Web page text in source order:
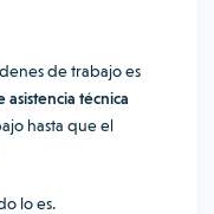
de trabajo es
asistencia técnica
hasta que el
lo es.